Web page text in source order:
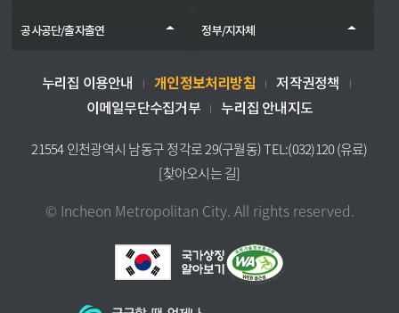
공사공단/출자출연 정부/지자체
누리집 이용안내 개인정보처리방침
저작권정책
이메일무단수집거부
누리집 안내지도
21554 인천광역시 남동구 정각로 29(구월동) TEL:(032)120 (유료)
[찾아오시는 길]
© Incheon Metropolitan City. All rights reserved.